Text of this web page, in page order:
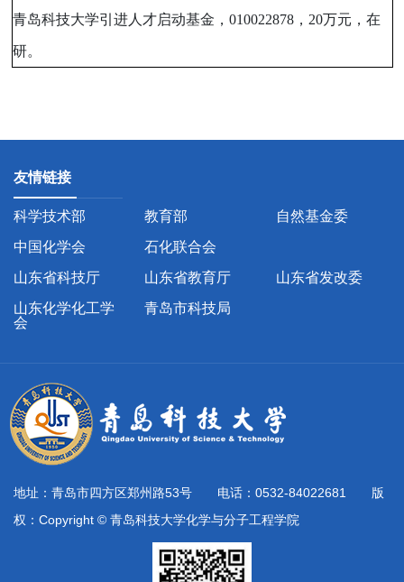
青岛科技大学引进人才启动基金， 010022878， 20万元，在
研。
友情链接
科学技术部 教育部
自然基金委
中国化学会
石化联合会
山东省科技厅
山东省教育厅
山东省发改委
山东化学化工学
会
青岛市科技局
地址：青岛市四方区郑州路53号 电话：0532-84022681 版
权：Copyright © 青岛科技大学化学与分子工程学院